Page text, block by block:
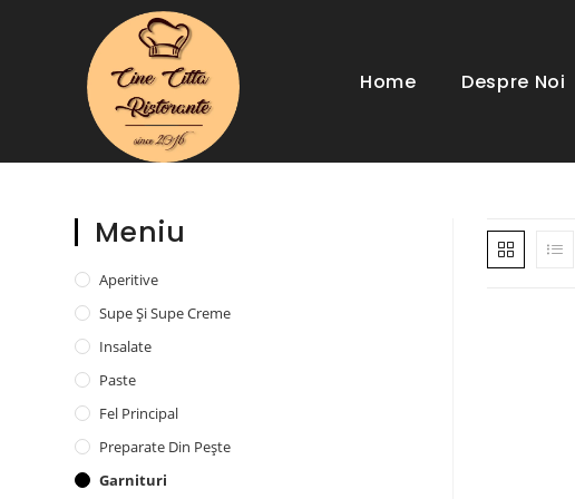
Home Despre Noi
Meniu
Aperitive
Supe Și Supe Creme
Insalate
Paste
Fel Principal
Preparate Din Pește
Garnituri